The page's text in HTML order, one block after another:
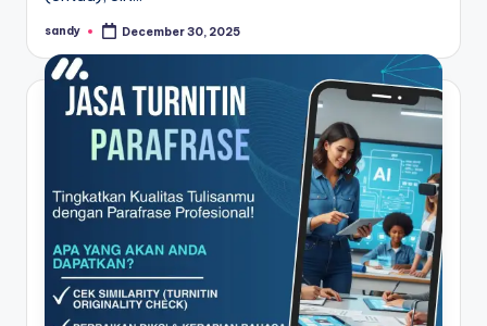
Posted
sandy December 30, 2025